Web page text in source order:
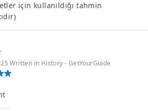
için kullanıldığı tahmin
Written in History - GetYourGuide